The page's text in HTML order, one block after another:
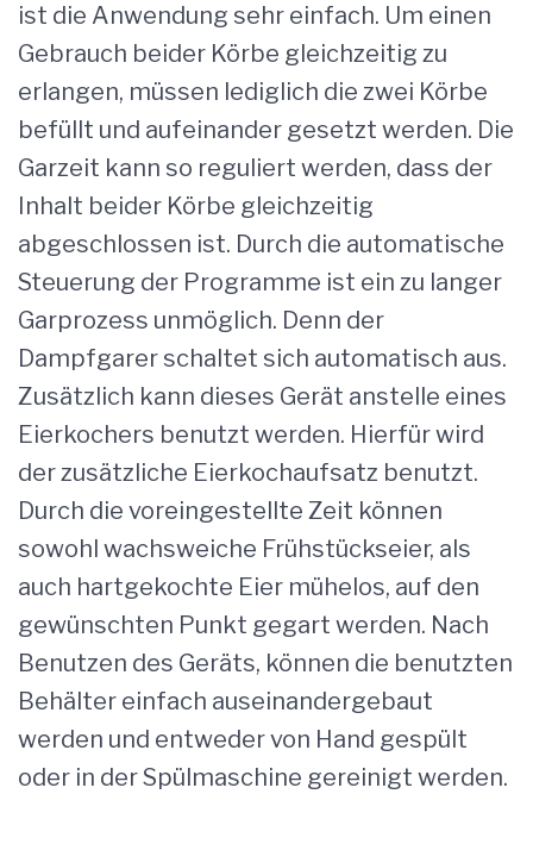
ist die Anwendung sehr einfach. Um einen
Gebrauch beider Körbe gleichzeitig zu
erlangen, müssen lediglich die zwei Körbe
befüllt und aufeinander gesetzt werden. Die
Garzeit kann so reguliert werden, dass der
Inhalt beider Körbe gleichzeitig
abgeschlossen ist. Durch die automatische
Steuerung der Programme ist ein zu langer
Garprozess unmöglich. Denn der
Dampfgarer schaltet sich automatisch aus.
Zusätzlich kann dieses Gerät anstelle eines
Eierkochers benutzt werden. Hierfür wird
der zusätzliche Eierkochaufsatz benutzt.
Durch die voreingestellte Zeit können
sowohl wachsweiche Frühstückseier, als
auch hartgekochte Eier mühelos, auf den
gewünschten Punkt gegart werden. Nach
Benutzen des Geräts, können die benutzten
Behälter einfach auseinandergebaut
werden und entweder von Hand gespült
oder in der Spülmaschine gereinigt werden.